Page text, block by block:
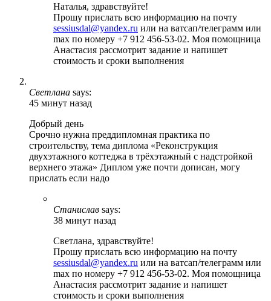
Наталья, здравствуйте!
Прошу прислать всю информацию на почту
sessiusdal@yandex.ru или на ватсап/телеграмм или
max по номеру +7 912 456-53-02. Моя помощница
Анастасия рассмотрит задание и напишет
стоимость и сроки выполнения
Светлана says:
45 минут назад
Добрый день
Срочно нужна преддипломная практика по
строительству, тема диплома «Реконструкция
двухэтажного коттеджа в трёхэтажный с надстройкой
верхнего этажа» Диплом уже почти дописан, могу
прислать если надо
Станислав says:
38 минут назад
Светлана, здравствуйте!
Прошу прислать всю информацию на почту
sessiusdal@yandex.ru или на ватсап/телеграмм или
max по номеру +7 912 456-53-02. Моя помощница
Анастасия рассмотрит задание и напишет
стоимость и сроки выполнения